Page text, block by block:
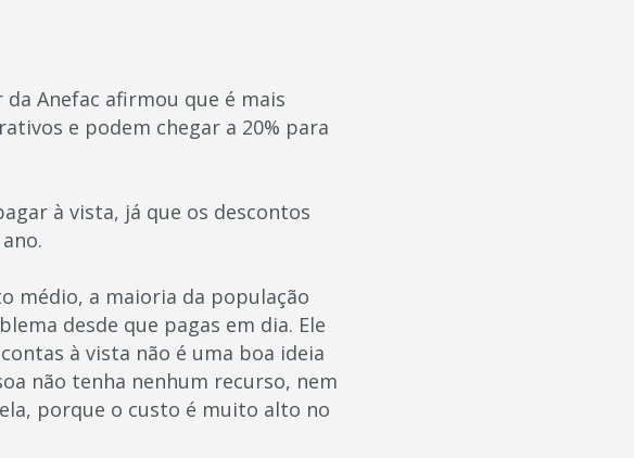
da Anefac afirmou que é mais
e podem chegar a 20% para
à vista, já que os descontos
médio, a maioria da população
desde que pagas em dia. Ele
à vista não é uma boa ideia
não tenha nenhum recurso, nem
porque o custo é muito alto no